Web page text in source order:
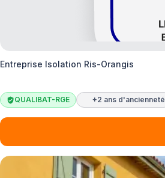
Entreprise Isolation Ris-Orangis
QUALIBAT-RGE +2 ans d'ancienneté